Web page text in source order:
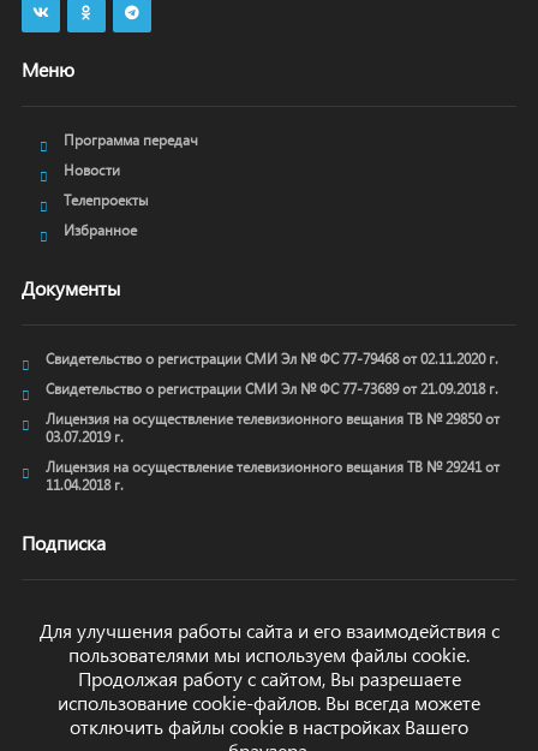
Меню
Программа передач
Новости
Телепроекты
Избранное
Документы
Свидетельство о регистрации СМИ Эл № ФС 77-79468 от 02.11.2020 г.
Свидетельство о регистрации СМИ Эл № ФС 77-73689 от 21.09.2018 г.
Лицензия на осуществление телевизионного вещания ТВ № 29850 от
03.07.2019 г.
Лицензия на осуществление телевизионного вещания ТВ № 29241 от
11.04.2018 г.
Подписка
ОТПРАВИТЬ
Для улучшения работы сайта и его взаимодействия с
пользователями мы используем файлы cookie.
Продолжая работу с сайтом, Вы разрешаете
использование cookie-файлов. Вы всегда можете
отключить файлы cookie в настройках Вашего